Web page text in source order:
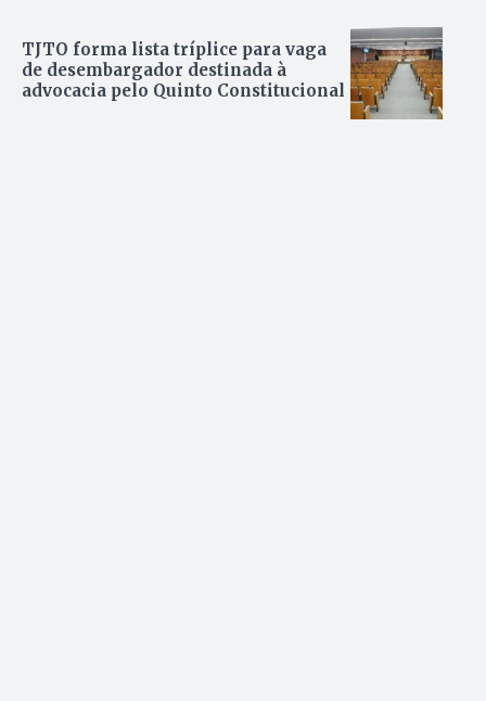
TJTO forma lista tríplice para vaga
de desembargador destinada à
advocacia pelo Quinto Constitucional